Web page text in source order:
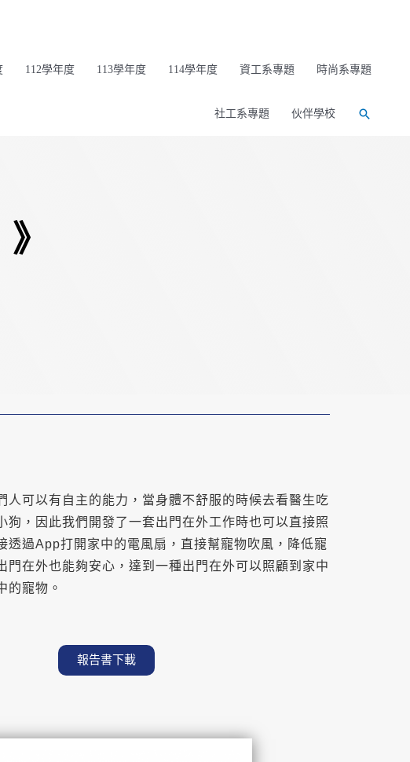
112學年度 113學年度 114學年度 資工系專題 時尚系專題
社工系專題 伙伴學校
可以有自主的能力，當身體不舒服的時候去看醫生吃
，因此我們開發了一套出門在外工作時也可以直接照
過App打開家中的電風扇，直接幫寵物吹風，降低寵
在外也能夠安心，達到一種出門在外可以照顧到家中
的寵物。
報告書下載